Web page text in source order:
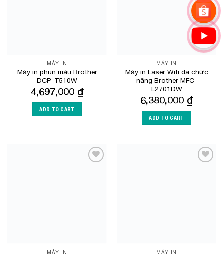
MÁY IN
Máy in phun màu Brother
DCP-T510W
4,697,000 ₫
ADD TO CART
MÁY IN
Máy in Laser Wifi đa chức
năng Brother MFC-
L2701DW
6,380,000 ₫
ADD TO CART
MÁY IN MÁY IN